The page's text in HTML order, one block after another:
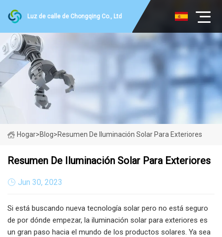
Luz de calle de Chongqing Co., Ltd
Hogar>Blog>Resumen De Iluminación Solar Para Exteriores
Resumen De Iluminación Solar Para Exteriores
Jun 30, 2023
Si está buscando nueva tecnología solar pero no está seguro
de por dónde empezar, la iluminación solar para exteriores es
un gran paso hacia el mundo de los productos solares. Ya sea